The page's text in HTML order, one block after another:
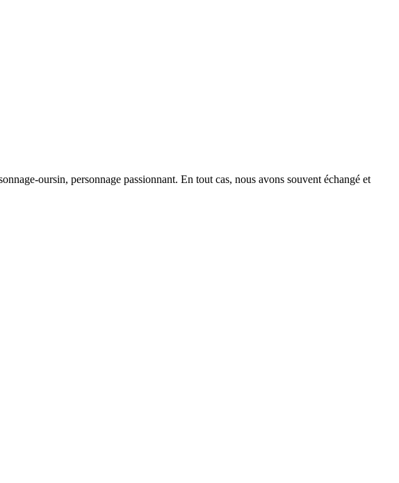
oursin, personnage passionnant. En tout cas, nous avons souvent échangé et